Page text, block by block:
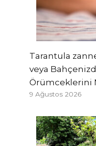
Tarantula
veya
Örümceklerini
9 Ağustos 2026